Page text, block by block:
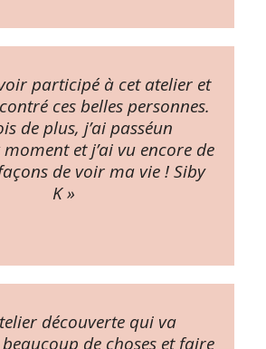
participé à cet atelier et
ces belles personnes.
de plus, j’ai passéun
et j’ai vu encore de
de voir ma vie ! Siby
K »
découverte qui va
de choses et faire